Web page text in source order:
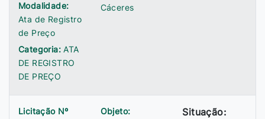
Modalidade:
Ata de Registro
de Preço
Categoria:ATA
DE REGISTRO
DE PREÇO
Cáceres
Licitação Nº
Objeto:
Situação: